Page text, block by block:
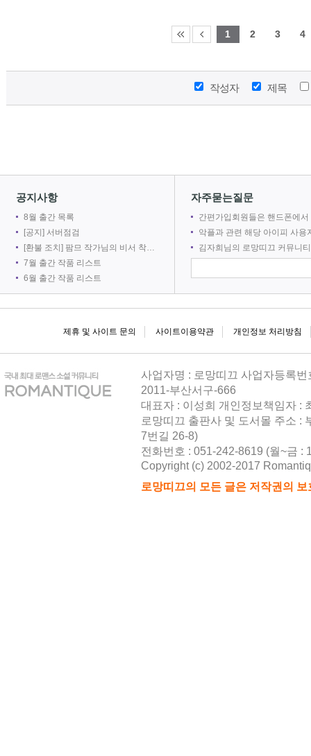
2026-
2026-
1 2 3 4
작성자 제목
공지사항
8월 출간 목록
[공지] 서버점검
[환불 조치] 팜므 작가님의 비서 착취는 출간 취소로 인해 환불 되었습니다.
7월 출간 작품 리스트
6월 출간 작품 리스트
자주묻는질문
간편가입회원들은 핸드폰에서 로망어플로 전자책을 볼 수 없
악플과 관련 해당 아이피 사용자를 차단
김자희님의 로망띠끄 커뮤니티 접속을 차단합
제휴 및 사이트 문의 사이트이용약관 개인정보 처리방침
사업자명 : 로망띠끄 사업자등록
2011-부산서구-666
대표자 : 이성희 개인정보책임자 :
로망띠끄 출판사 및 도서몰 주소 :
7번길 26-8)
전화번호 : 051-242-8619 (월~금 :
Copyright (c) 2002-2017
로망띠끄의 모든 글은 저작권의